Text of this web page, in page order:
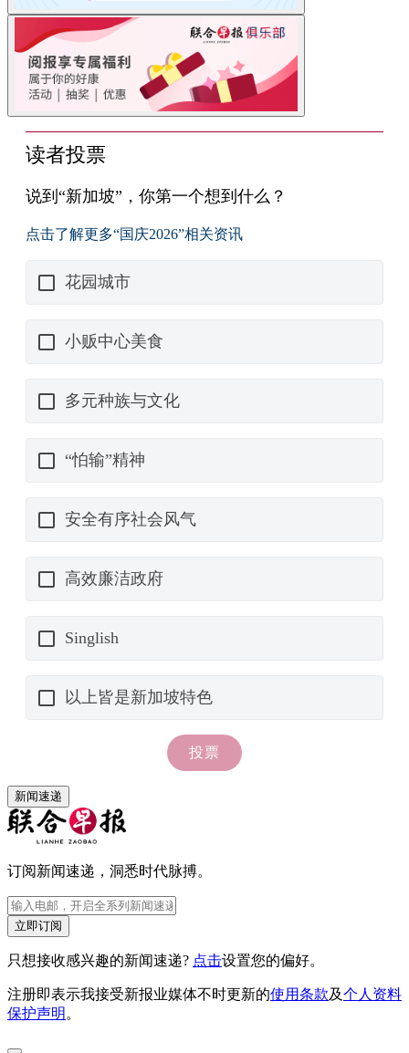
新闻速递
订阅新闻速递，洞悉时代脉搏。
立即订阅
只想接收感兴趣的新闻速递? 点击设置您的偏好。
注册即表示我接受新报业媒体不时更新的使用条款及个人资料
保护声明。